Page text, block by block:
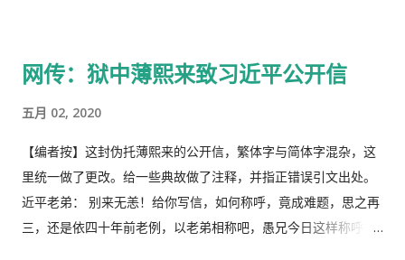
病共同伤害的结果。 几天之后媒体上、网络上疯传着2月23日中
着比七千人大会更重要的现实意义，也被称为是一次伟大的会
议。 网上许多人在用各种方式吹嘘和吹捧这次大会的伟大意义，
并且格外的强调这次会议中最重要的党的主席的长篇讲话，是一
个鼓舞人心、英明正确的战略部署，为世界指明了防治疫情的方
网传：狱中薄熙来致习近平公开信
五月 02, 2020
【编者按】这封伪托薄熙来的公开信，繁体字与简体字混杂，这
里统一做了更改。给一些典故做了注释，并指正错误引文出处。
近平老弟： 别来无恙！给你写信，如何称呼，竟成难题，思之再
三，还是依四十年前老例，以老弟相称吧，愚兄今日这样称呼